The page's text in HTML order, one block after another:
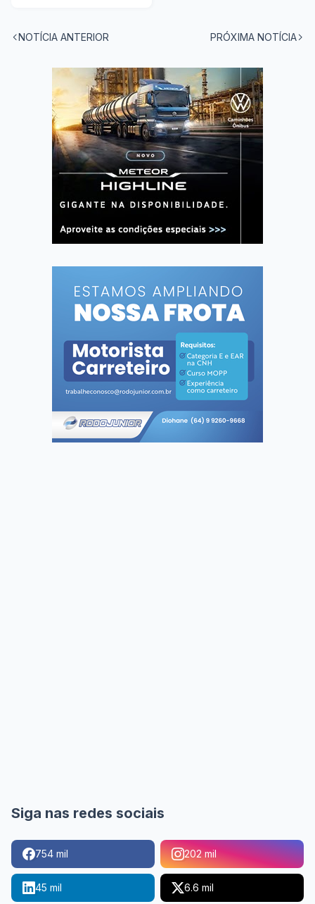
NOTÍCIA ANTERIOR PRÓXIMA NOTÍCIA
Siga nas redes sociais
754 mil 202 mil
45 mil 6.6 mil